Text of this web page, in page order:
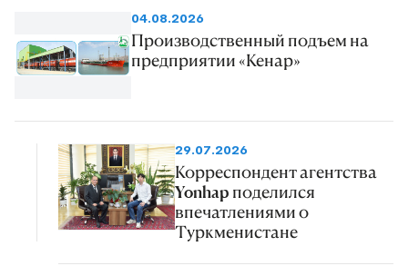
04.08.2026
Производственный подъем на
предприятии «Кенар»
29.07.2026
Корреспондент агентства
Yonhap поделился
впечатлениями о
Туркменистане